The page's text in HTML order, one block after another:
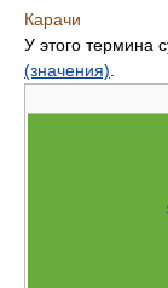
Карачи
У этого термина
(значения)